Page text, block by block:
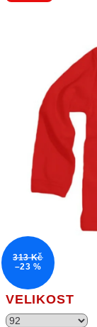
VELIKOST
313 Kč
–23 %